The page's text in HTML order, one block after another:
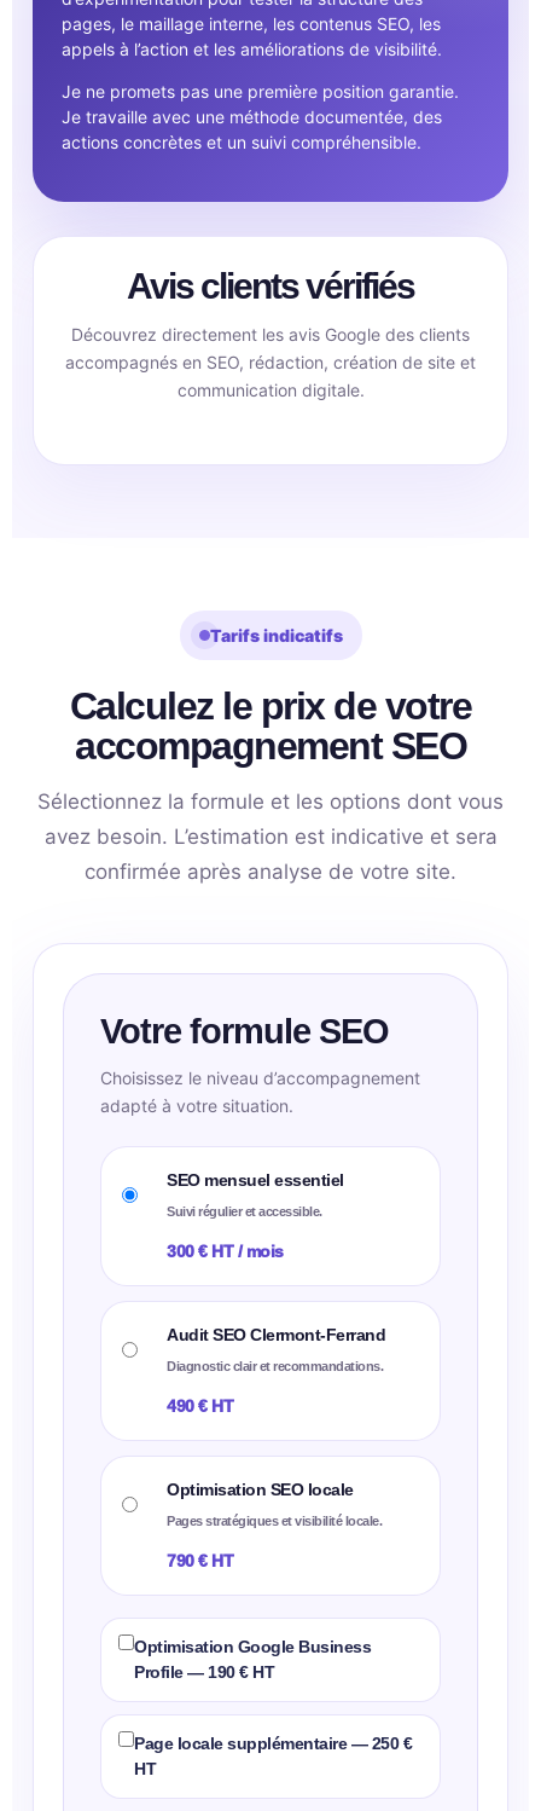
pages, le maillage interne, les contenus SEO, les
appels à l’action et les améliorations de visibilité.
Je ne promets pas une première position garantie.
Je travaille avec une méthode documentée, des
actions concrètes et un suivi compréhensible.
Avis clients vérifiés
Découvrez directement les avis Google des clients
accompagnés en SEO, rédaction, création de site et
communication digitale.
Tarifs indicatifs
Calculez le prix de votre
accompagnement SEO
Sélectionnez la formule et les options dont vous
avez besoin. L’estimation est indicative et sera
confirmée après analyse de votre site.
Votre formule SEO
Choisissez le niveau d’accompagnement
adapté à votre situation.
SEO mensuel essentiel
Suivi régulier et accessible.
300 € HT / mois
Audit SEO Clermont-Ferrand
Diagnostic clair et recommandations.
490 € HT
Optimisation SEO locale
Pages stratégiques et visibilité locale.
790 € HT
Optimisation Google Business
Profile — 190 € HT
Page locale supplémentaire — 250 €
HT